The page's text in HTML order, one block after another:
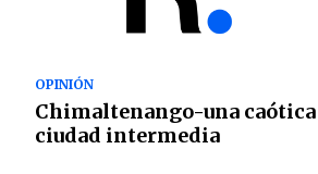
OPINIÓN
Chimaltenango-una caótica
ciudad intermedia